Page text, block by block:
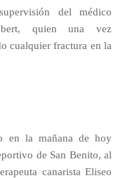
del médico
quien una vez
cualquier fractura en la
en la mañana de hoy
de San Benito, al
canarista Eliseo